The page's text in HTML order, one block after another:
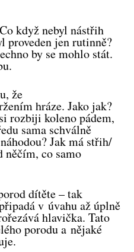
když nebyl nástřih
proveden jen rutinně?
by se mohlo stát.
že
hráze. Jako jak?
rozbiji koleno pádem,
sama schválně
Jak má střih/
něčím, co samo
dítěte – tak
v úvahu až úplně
hlavička. Tato
porodu a nějaké